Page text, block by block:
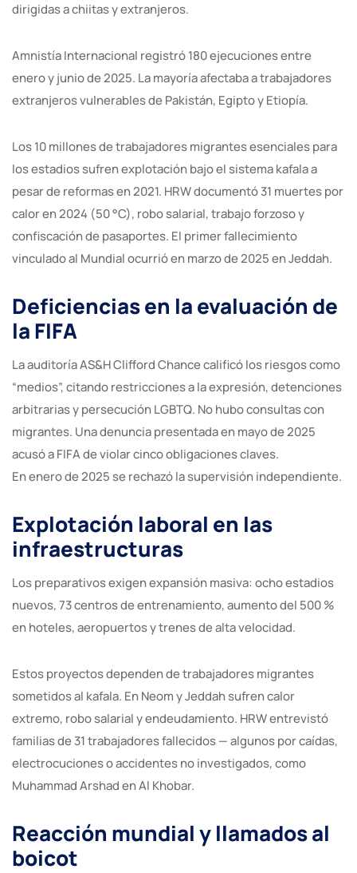
dirigidas a chiitas y extranjeros.
Amnistía Internacional registró 180 ejecuciones entre
enero y junio de 2025. La mayoría afectaba a trabajadores
extranjeros vulnerables de Pakistán, Egipto y Etiopía.
Los 10 millones de trabajadores migrantes esenciales para
los estadios sufren explotación bajo el sistema kafala a
pesar de reformas en 2021. HRW documentó 31 muertes por
calor en 2024 (50 °C), robo salarial, trabajo forzoso y
confiscación de pasaportes. El primer fallecimiento
vinculado al Mundial ocurrió en marzo de 2025 en Jeddah.
Deficiencias en la evaluación de
la FIFA
La auditoría AS&H Clifford Chance calificó los riesgos como
“medios”, citando restricciones a la expresión, detenciones
arbitrarias y persecución LGBTQ. No hubo consultas con
migrantes. Una denuncia presentada en mayo de 2025
acusó a FIFA de violar cinco obligaciones claves.
En enero de 2025 se rechazó la supervisión independiente.
Explotación laboral en las
infraestructuras
Los preparativos exigen expansión masiva: ocho estadios
nuevos, 73 centros de entrenamiento, aumento del 500 %
en hoteles, aeropuertos y trenes de alta velocidad.
Estos proyectos dependen de trabajadores migrantes
sometidos al kafala. En Neom y Jeddah sufren calor
extremo, robo salarial y endeudamiento. HRW entrevistó
familias de 31 trabajadores fallecidos — algunos por caídas,
electrocuciones o accidentes no investigados, como
Muhammad Arshad en Al Khobar.
Reacción mundial y llamados al
boicot